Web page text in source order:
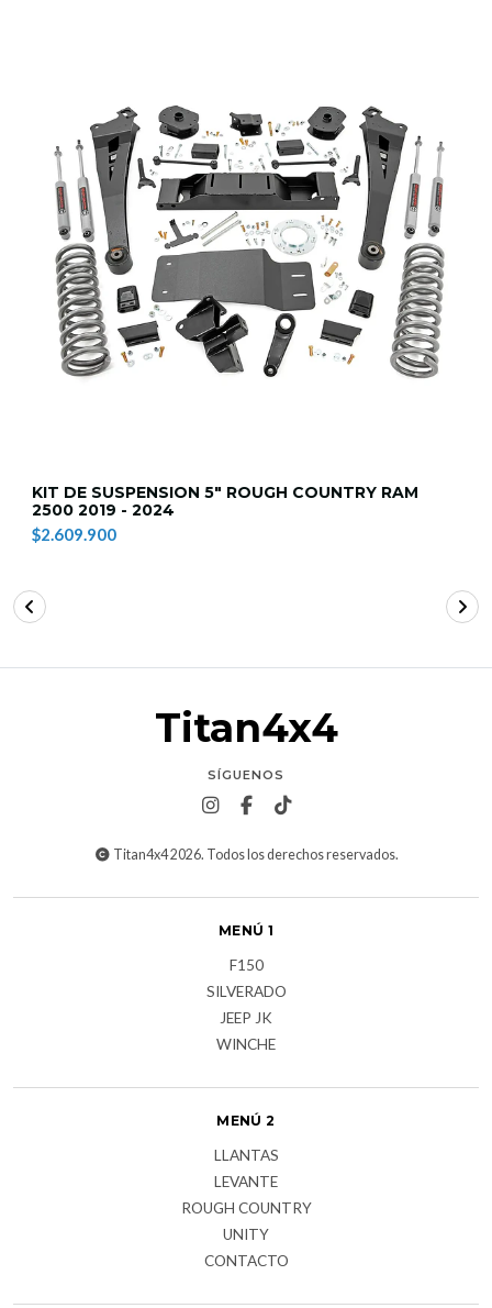
KIT DE SUSPENSION 5" ROUGH COUNTRY RAM
2500 2019 - 2024
$2.609.900
Titan4x4
SÍGUENOS
Titan4x4 2026. Todos los derechos reservados.
MENÚ 1
F150
SILVERADO
JEEP JK
WINCHE
MENÚ 2
LLANTAS
LEVANTE
ROUGH COUNTRY
UNITY
CONTACTO